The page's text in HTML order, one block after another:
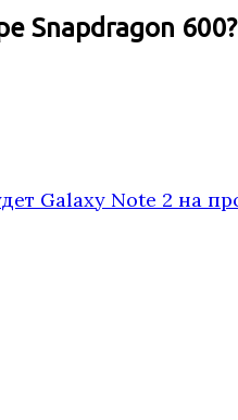
Snapdragon 600?